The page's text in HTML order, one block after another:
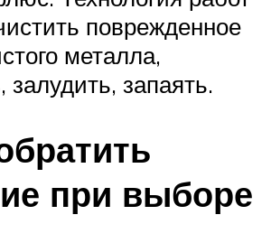
поврежденное
металла,
залудить, запаять.
при выборе